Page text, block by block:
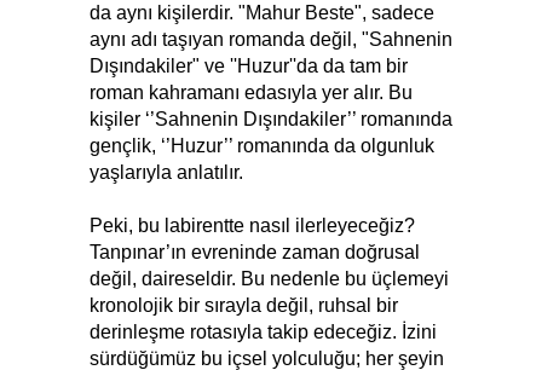
da aynı kişilerdir. "Mahur Beste", sadece
aynı adı taşıyan romanda değil, "Sahnenin
Dışındakiler" ve ''Huzur''da da tam bir
roman kahramanı edasıyla yer alır. Bu
kişiler ‘’Sahnenin Dışındakiler’’ romanında
gençlik, ‘’Huzur’’ romanında da olgunluk
yaşlarıyla anlatılır.
Peki, bu labirentte nasıl ilerleyeceğiz?
Tanpınar’ın evreninde zaman doğrusal
değil, daireseldir. Bu nedenle bu üçlemeyi
kronolojik bir sırayla değil, ruhsal bir
derinleşme rotasıyla takip edeceğiz. İzini
sürdüğümüz bu içsel yolculuğu; her şeyin